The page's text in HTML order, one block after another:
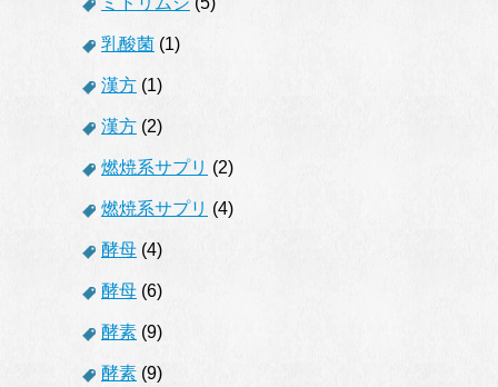
乳酸菌 (1)
漢方 (1)
漢方 (2)
燃焼系サプリ (2)
燃焼系サプリ (4)
酵母 (4)
酵母 (6)
酵素 (9)
酵素 (9)